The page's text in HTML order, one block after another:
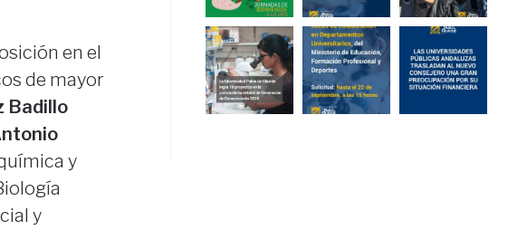
en el
de mayor
Badillo
y
y